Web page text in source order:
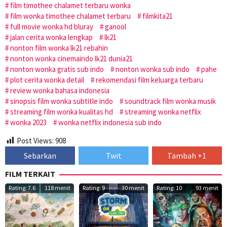
film timothee chalamet terbaru wonka
film wonka timothee chalamet terbaru
filmkita21
full movie wonka hd bluray
ganool
jalan cerita wonka lengkap
lk21
nonton film wonka lk21 rebahin
nonton wonka cinemaindo lk21 dunia21
nonton wonka gratis sub indo
nonton wonka sub indo
pahe
plot cerita wonka detail
rekomendasi film keluarga terbaru
review wonka bahasa indonesia
sinopsis film wonka subtitle indo
soundtrack film wonka musik
streaming film wonka kualitas hd
streaming wonka netflix
wonka 2023
wonka netflix indonesia sub indo
Post Views: 908
Sebarkan Twit
Tambah +1
FILM TERKAIT
Rating: 7.6 118 menit Rating: 9 30 menit Rating: 10 93 menit